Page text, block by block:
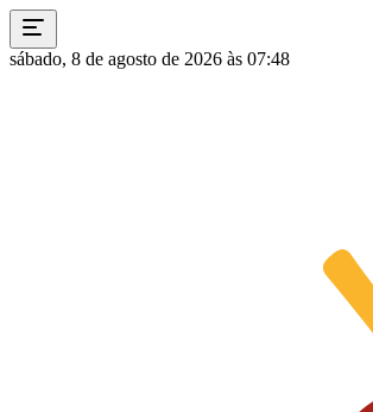
sábado, 8 de agosto de 2026 às 07:48